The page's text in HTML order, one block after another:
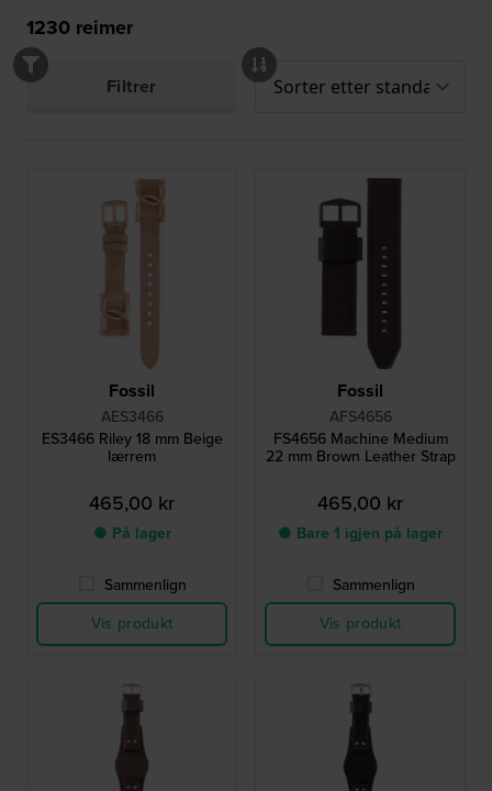
1230 reimer
Filtrer
Fossil
AES3466
ES3466 Riley 18 mm Beige
lærrem
465,00 kr
● På lager
Sammenlign
Vis produkt
Fossil
AFS4656
FS4656 Machine Medium
22 mm Brown Leather Strap
465,00 kr
● Bare 1 igjen på lager
Sammenlign
Vis produkt